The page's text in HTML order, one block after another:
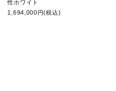
性ホワイト
1,694,000円(税込)